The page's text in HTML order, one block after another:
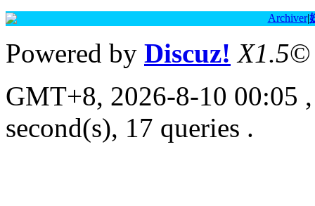
Archiver|
Powered by Discuz! X1.5©
GMT+8, 2026-8-10 00:05
second(s), 17 queries .